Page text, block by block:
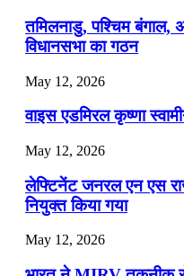
📝 डेली करेंट अफेयर्स:
तमिलनाडु, पश्चिम
विधानसभा का गठन
May 12, 2026
वाइस एडमिरल कृष्णा
May 12, 2026
लेफ्टिनेंट जनरल एन एस
नियुक्त किया गया
May 12, 2026